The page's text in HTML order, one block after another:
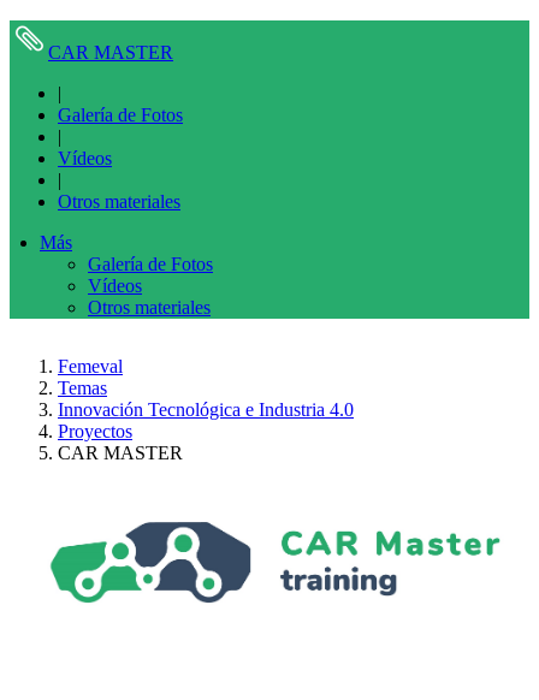
CAR MASTER
|
Galería de Fotos
|
Vídeos
|
Otros materiales
Más
Galería de Fotos
Vídeos
Otros materiales
Femeval
Temas
Innovación Tecnológica e Industria 4.0
Proyectos
CAR MASTER